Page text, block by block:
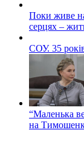
Поки живе
серцях –
СОУ. 35
“Маленька
на